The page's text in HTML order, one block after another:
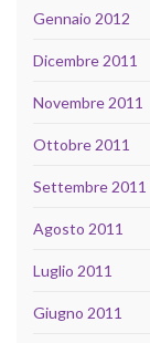
Gennaio 2012
Dicembre 2011
Novembre 2011
Ottobre 2011
Settembre 2011
Agosto 2011
Luglio 2011
Giugno 2011